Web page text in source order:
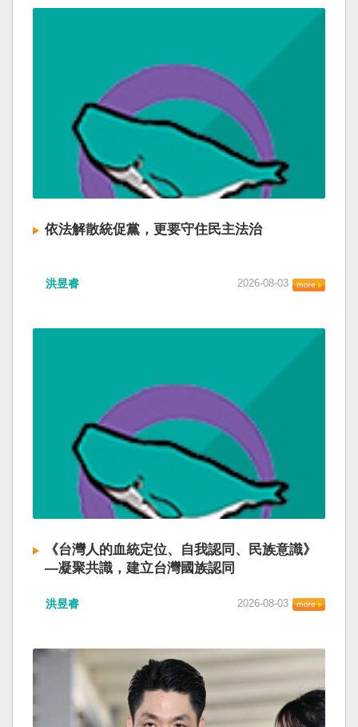
依法解散統促黨，更要守住民主法治
洪昱睿 2026-08-03
《台灣人的血統定位、自我認同、民族意識》
—凝聚共識，建立台灣國族認同
洪昱睿 2026-08-03